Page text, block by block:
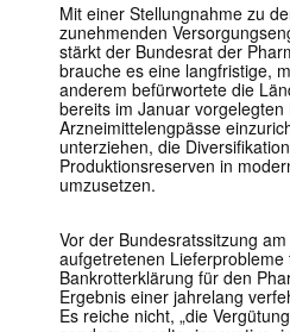
Mit einer Stellungnahme zu
zunehmenden
stärkt der Bundesrat der
brauche es eine langfristige,
anderem befürwortete die
bereits im Januar
Arzneimittelengpässe
unterziehen, die
Produktionsreserven in
umzusetzen.
Vor der Bundesratssitzung
aufgetretenen
Bankrotterklärung für den
Ergebnis einer jahrelang
Es reiche nicht, „die